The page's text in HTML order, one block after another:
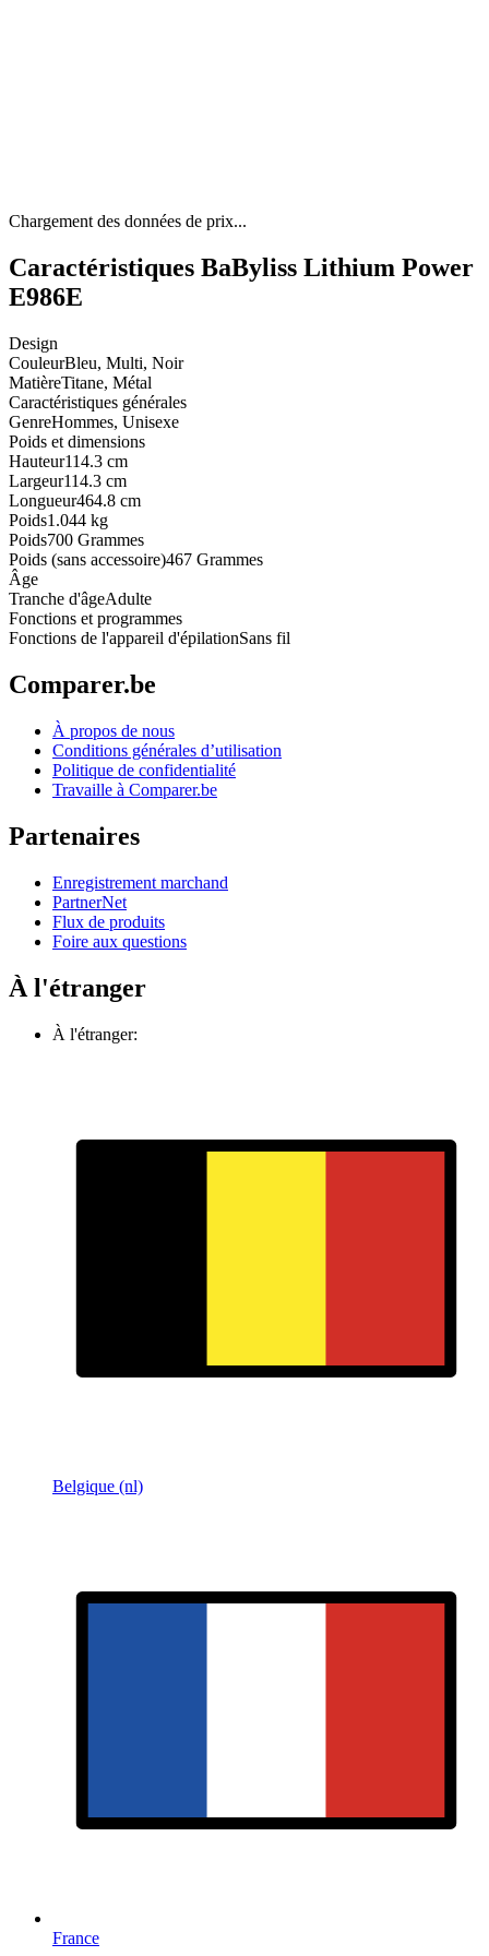
Chargement des données de prix...
Caractéristiques BaByliss Lithium Power
E986E
Design
CouleurBleu, Multi, Noir
MatièreTitane, Métal
Caractéristiques générales
GenreHommes, Unisexe
Poids et dimensions
Hauteur114.3 cm
Largeur114.3 cm
Longueur464.8 cm
Poids1.044 kg
Poids700 Grammes
Poids (sans accessoire)467 Grammes
Âge
Tranche d'âgeAdulte
Fonctions et programmes
Fonctions de l'appareil d'épilationSans fil
Comparer.be
À propos de nous
Conditions générales d’utilisation
Politique de confidentialité
Travaille à Comparer.be
Partenaires
Enregistrement marchand
PartnerNet
Flux de produits
Foire aux questions
À l'étranger
À l'étranger:
Belgique (nl)
France